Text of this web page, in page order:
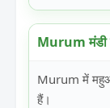
Murum मंडी
Murum में
हैं।